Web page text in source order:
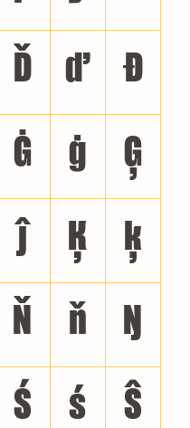
Ď ď Đ
Ġ ġ Ģ
ĵ Ķ ķ
Ň ň Ŋ
Ś ś Ŝ